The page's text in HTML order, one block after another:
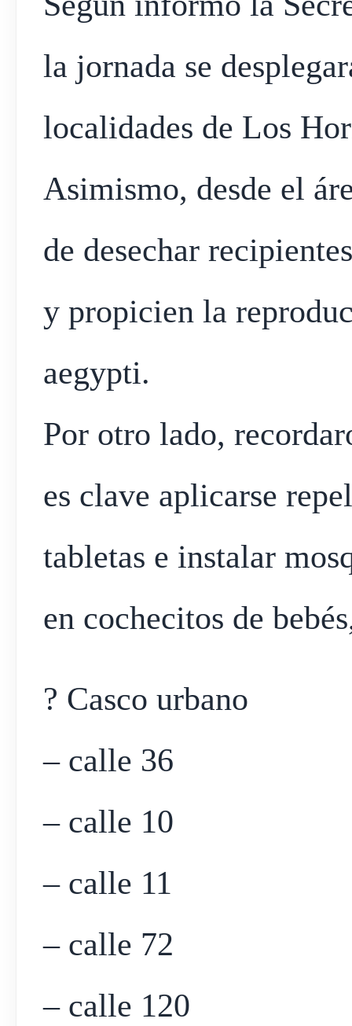
la jornada se
localidades de Los
Asimismo, desde el
de desechar
y propicien la
aegypti.
Por otro lado,
es clave aplicarse
tabletas e instalar
en cochecitos de
? Casco urbano
– calle 36
– calle 10
– calle 11
– calle 72
– calle 120